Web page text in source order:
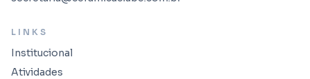
LINKS
Institucional
Atividades